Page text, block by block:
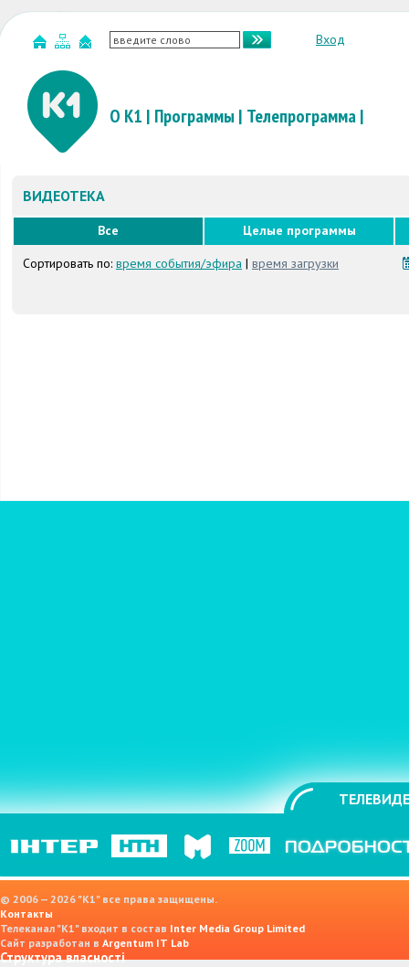
Вход
О К1 | Программы | Телепрограмма|
ВИДЕОТЕКА
Все
Целые программы
Сортировать по: время события/эфира | время загрузки
© 2006 — 2026 "K1" все права защищены.
Контакты
Телеканал "К1" входит в состав Inter Media Group Limited
Сайт разработан в Argentum IT Lab
Структура власності